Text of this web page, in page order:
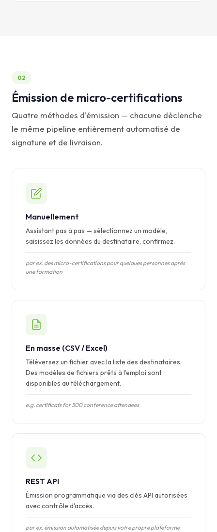
02
Émission de micro-certifications
Quatre méthodes d'émission — chacune déclenche
le même pipeline entièrement automatisé de
signature et de livraison.
Manuellement
Assistant pas à pas — sélectionnez un modèle,
saisissez les données du destinataire, confirmez.
par ex. des micro-certifications pour quelques personnes après
une formation
En masse (CSV / Excel)
Téléversez un fichier avec la liste des destinataires.
Des modèles de fichiers prêts à l'emploi sont
disponibles au téléchargement.
e.g. certificats for 500 conference attendees
REST API
Émission programmatique via des clés API autorisées
avec contrôle d'accès.
par ex. émission automatisée depuis votre propre plateforme